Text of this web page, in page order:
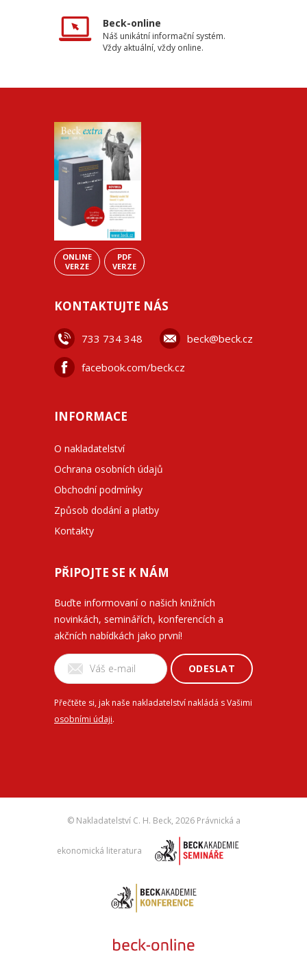
Beck-online
Náš unikátní informační systém.
Vždy aktuální, vždy online.
ONLINE
VERZE
PDF
VERZE
KONTAKTUJTE NÁS
733 734 348 beck@beck.cz
facebook.com/beck.cz
INFORMACE
O nakladatelství
Ochrana osobních údajů
Obchodní podmínky
Způsob dodání a platby
Kontakty
PŘIPOJTE SE K NÁM
Buďte informovaní o našich knižních
novinkách, seminářích, konferencích a
akčních nabídkách jako první!
ODESLAT
Přečtěte si, jak naše nakladatelství nakládá s Vašimi
osobními údaji.
© Nakladatelství C. H. Beck, 2026 Právnická a
ekonomická literatura